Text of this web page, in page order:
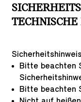
Bitte beachten
Bitte beachten